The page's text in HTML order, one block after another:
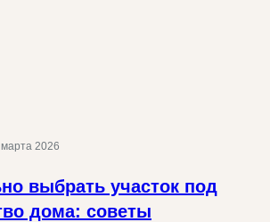
выбрать участок под
дома: советы
2026